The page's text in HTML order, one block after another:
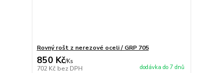
Rovný rošt z nerezové oceli / GRP 705
850 Kč/Ks
702 Kč bez DPH dodávka do 7 dnů